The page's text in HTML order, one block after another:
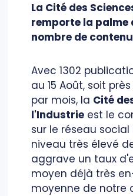
La Cité des
remporte la palme
nombre de
Avec 1302
au 15 Août, soit
par mois, la Cité
l'Industrie est le
sur le réseau
niveau très élevé
aggrave un taux
moyen déjà très
moyenne de notre